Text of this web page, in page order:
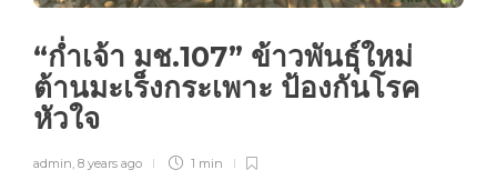
“ก่ำเจ้า มช.107” ข้าวพันธุ์ใหม่
ต้านมะเร็งกระเพาะ ป้องกันโรค
หัวใจ
admin, 8 years ago 1 min